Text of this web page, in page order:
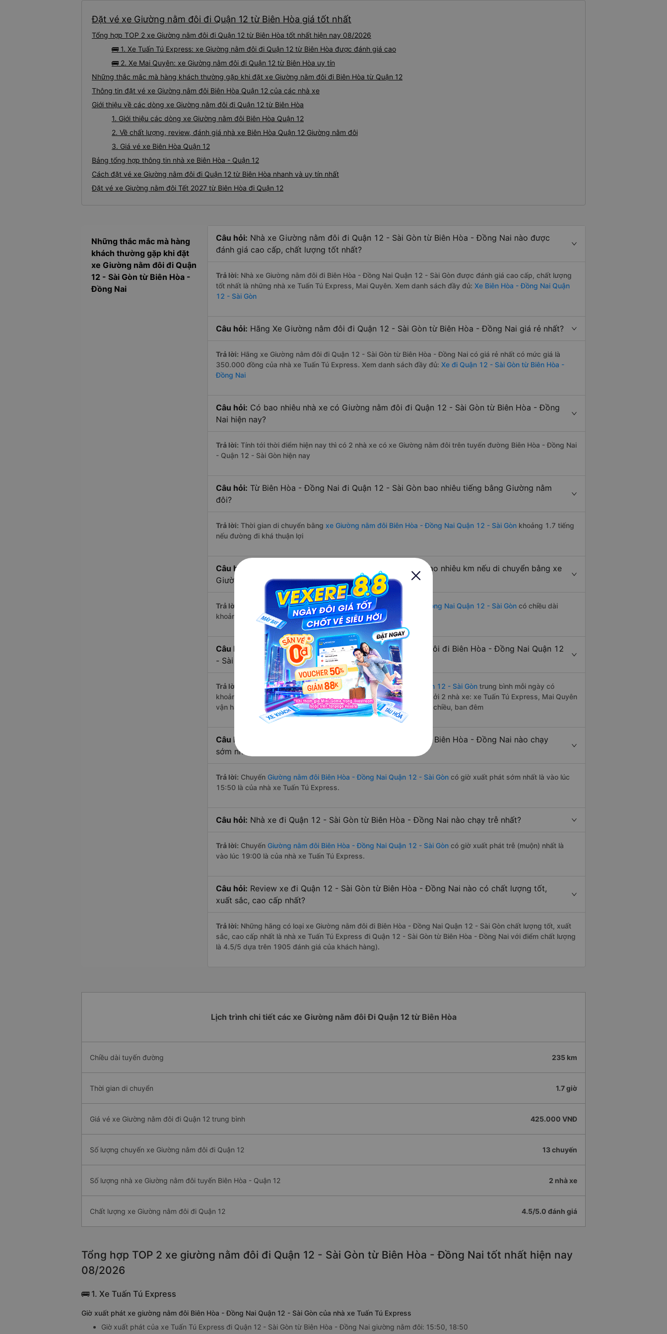
Đặt vé xe Giường nằm đôi đi Quận 12 từ Biên Hòa giá tốt nhất
Tổng hợp TOP 2 xe Giường nằm đôi đi Quận 12 từ Biên Hòa tốt nhất hiện nay 08/2026
🚌 1. Xe Tuấn Tú Express: xe Giường nằm đôi đi Quận 12 từ Biên Hòa được đánh giá cao
🚌 2. Xe Mai Quyên: xe Giường nằm đôi đi Quận 12 từ Biên Hòa uy tín
Những thắc mắc mà hàng khách thường gặp khi đặt xe Giường nằm đôi đi Biên Hòa từ Quận 12
Thông tin đặt vé xe Giường nằm đôi Biên Hòa Quận 12 của các nhà xe
Giới thiệu về các dòng xe Giường nằm đôi đi Quận 12 từ Biên Hòa
1. Giới thiệu các dòng xe Giường nằm đôi Biên Hòa Quận 12
2. Về chất lượng, review, đánh giá nhà xe Biên Hòa Quận 12 Giường nằm đôi
3. Giá vé xe Biên Hòa Quận 12
Bảng tổng hợp thông tin nhà xe Biên Hòa - Quận 12
Cách đặt vé xe Giường nằm đôi đi Quận 12 từ Biên Hòa nhanh và uy tín nhất
Đặt vé xe Giường nằm đôi Tết 2027 từ Biên Hòa đi Quận 12
Những thắc mắc mà hàng
khách thường gặp khi đặt
xe Giường nằm đôi đi Quận
12 - Sài Gòn từ Biên Hòa -
Đồng Nai
Câu hỏi: Nhà xe Giường nằm đôi đi Quận 12 - Sài Gòn từ Biên Hòa - Đồng Nai nào được
đánh giá cao cấp, chất lượng tốt nhất?
Trả lời: Nhà xe Giường nằm đôi đi Biên Hòa - Đồng Nai Quận 12 - Sài Gòn được đánh giá cao cấp, chất lượng
tốt nhất là những nhà xe Tuấn Tú Express, Mai Quyên. Xem danh sách đầy đủ: Xe Biên Hòa - Đồng Nai Quận
12 - Sài Gòn
Câu hỏi: Hãng Xe Giường nằm đôi đi Quận 12 - Sài Gòn từ Biên Hòa - Đồng Nai giá rẻ nhất?
Trả lời: Hãng xe Giường nằm đôi đi Quận 12 - Sài Gòn từ Biên Hòa - Đồng Nai có giá rẻ nhất có mức giá là
350.000 đồng của nhà xe Tuấn Tú Express. Xem danh sách đầy đủ: Xe đi Quận 12 - Sài Gòn từ Biên Hòa -
Đồng Nai
Câu hỏi: Có bao nhiêu nhà xe có Giường nằm đôi đi Quận 12 - Sài Gòn từ Biên Hòa - Đồng
Nai hiện nay?
Trả lời: Tính tới thời điểm hiện nay thì có 2 nhà xe có xe Giường nằm đôi trên tuyến đường Biên Hòa - Đồng Nai
- Quận 12 - Sài Gòn hiện nay
Câu hỏi: Từ Biên Hòa - Đồng Nai đi Quận 12 - Sài Gòn bao nhiêu tiếng bằng Giường nằm
đôi?
Trả lời: Thời gian di chuyển bằng xe Giường nằm đôi Biên Hòa - Đồng Nai Quận 12 - Sài Gòn khoảng 1.7 tiếng
nếu đường đi khá thuận lợi
Câu hỏi:
Từ Biên Hòa - Đồng Nai đi Quận 12 - Sài Gòn bao nhiêu km nếu di chuyển bằng xe
Giường nằm đôi?
Trả lời: Đường di chuyển bằngxe Giường nằm đôi đi Biên Hòa - Đồng Nai Quận 12 - Sài Gòn có chiều dài
khoảng 235 km.
Câu hỏi:
Mỗi ngày có bao nhiêu chuyến xe Giường nằm đôi đi Biên Hòa - Đồng Nai Quận 12
- Sài Gòn?
Trả lời: Tuyến đườngxe Giường nằm đôi Biên Hòa - Đồng Nai Quận 12 - Sài Gòn trung bình mỗi ngày có
khoảng 13 chuyến trênVexere.com
bắt đầu từ 15:50 đến 19:00 bởi 2 nhà xe: xe Tuấn Tú Express, Mai Quyên
vận hành. Các giờ xe chạy có đầy đủ cả ban ngày, buổi trưa, buổi chiều, ban đêm
Câu hỏi:
Nhà xe Giường nằm đôi đi Quận 12 - Sài Gòn từ Biên Hòa - Đồng Nai nào chạy
sớm nhất?
Trả lời: Chuyến Giường nằm đôi Biên Hòa - Đồng Nai Quận 12 - Sài Gòn có giờ xuất phát sớm nhất là vào lúc
15:50 là của nhà xe Tuấn Tú Express.
Câu hỏi: Nhà xe đi Quận 12 - Sài Gòn từ Biên Hòa - Đồng Nai nào chạy trễ nhất?
Trả lời: Chuyến Giường nằm đôi Biên Hòa - Đồng Nai Quận 12 - Sài Gòn có giờ xuất phát trễ (muộn) nhất là
vào lúc 19:00 là của nhà xe Tuấn Tú Express.
Câu hỏi: Review xe đi Quận 12 - Sài Gòn từ Biên Hòa - Đồng Nai nào có chất lượng tốt,
xuất sắc, cao cấp nhất?
Trả lời: Những hãng có loại xe Giường nằm đôi đi Biên Hòa - Đồng Nai Quận 12 - Sài Gòn chất lượng tốt, xuất
sắc, cao cấp nhất là nhà xe Tuấn Tú Express đi Quận 12 - Sài Gòn từ Biên Hòa - Đồng Nai với điểm chất lượng
là 4.5/5 dựa trên 1905 đánh giá của khách hàng).
Lịch trình chi tiết các xe Giường nằm đôi Đi Quận 12 từ Biên Hòa
Chiều dài tuyến đường 235 km
Thời gian di chuyển 1.7 giờ
Giá vé xe Giường nằm đôi đi Quận 12 trung bình 425.000 VNĐ
Số lượng chuyến xe Giường nằm đôi đi Quận 12 13 chuyến
Số lượng nhà xe Giường nằm đôi tuyến Biên Hòa - Quận 12 2 nhà xe
Chất lượng xe Giường nằm đôi đi Quận 12 4.5/5.0 đánh giá
Tổng hợp TOP 2 xe giường nằm đôi đi Quận 12 - Sài Gòn từ Biên Hòa - Đồng Nai tốt nhất hiện nay
08/2026
🚌 1. Xe Tuấn Tú Express
Giờ xuất phát xe giường nằm đôi Biên Hòa - Đồng Nai Quận 12 - Sài Gòn của nhà xe Tuấn Tú Express
Giờ xuất phát của xe Tuấn Tú Express đi Quận 12 - Sài Gòn từ Biên Hòa - Đồng Nai giường nằm đôi: 15:50, 18:50